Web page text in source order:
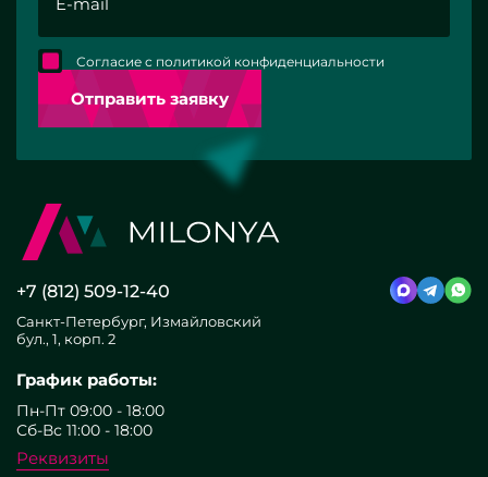
Отправить заявку
Согласие с политикой конфиденциальности
+7 (812) 509-12-40
Санкт-Петербург, Измайловский
бул., 1, корп. 2
График работы:
Пн-Пт 09:00 - 18:00
Сб-Вс 11:00 - 18:00
Реквизиты